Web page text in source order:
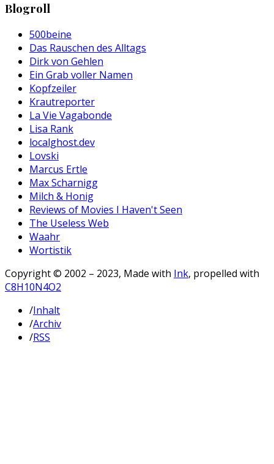
Blogroll
500beine
Das Rauschen des Alltags
Dirk von Gehlen
Ein Grab voller Namen
Kopfzeiler
Krautreporter
La Vie Vagabonde
Lisa Rank
localghost.dev
Lovski
Marcus Ertle
Max Scharnigg
Milch & Honig
Reviews of Movies I Haven't Seen
The Useless Web
Waahr
Wortistik
Copyright © 2002 – 2023, Made with Ink, propelled with
C8H10N4O2
/Inhalt
/Archiv
/RSS